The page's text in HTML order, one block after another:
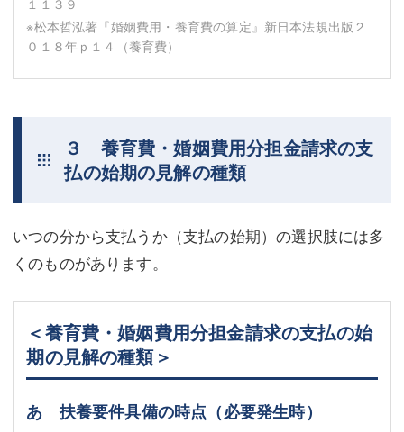
１１３９
※松本哲泓著『婚姻費用・養育費の算定』新日本法規出版２
０１８年ｐ１４（養育費）
３ 養育費・婚姻費用分担金請求の支
払の始期の見解の種類
いつの分から支払うか（支払の始期）の選択肢には多
くのものがあります。
＜養育費・婚姻費用分担金請求の支払の始
期の見解の種類＞
あ 扶養要件具備の時点（必要発生時）